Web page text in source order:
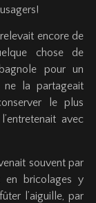
encore de
chose de
pour un
ne la partageait
le plus
avec
souvent par
en bricolages y
l’aiguille, par